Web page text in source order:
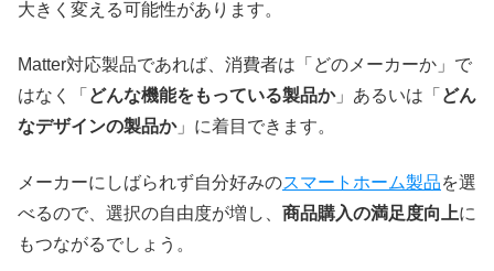
大きく変える可能性があります。
Matter対応製品であれば、消費者は「どのメーカーか」で
はなく「 どんな機能をもっている製品か」あるいは「 どん
なデザインの製品か」に着目できます。
メーカーにしばられず自分好みのスマートホーム製品を選
べるので、選択の自由度が増し、 商品購入の満足度向上に
もつながるでしょう。